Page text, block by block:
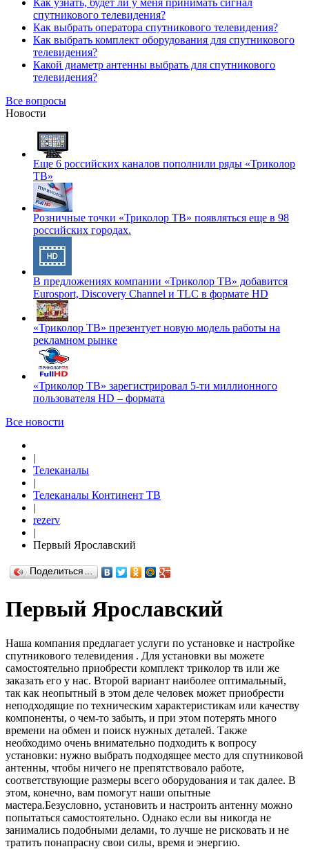
Как узнать, будет ли у меня принимать сигнал
спутникового телевидения?
Как выбрать оператора спутникового телевидения?
Как выбрать комплект оборудования для спутникового
телевидения?
Какой диаметр антенны выбрать для спутникового
телевидения?
Все вопросы
Новости
Еще 6 российских каналов пополнили ряды «Триколор
ТВ»
Розничные точки «Триколор ТВ» появляться еще в 98
российских городах.
В предложениях компании «Триколор ТВ» добавится
Eurosport, Discovery Channel и TLC в формате HD
«Триколор ТВ» презентует новую модель работы на
рекламном рынке
«Триколор ТВ» зарегистрировал 5-ти миллионного
пользователя HD – формата
Все новости
|
Телеканалы
|
Телеканалы Континент ТВ
|
rezerv
|
Первый Ярославский
Поделиться…
Первый Ярославский
Наша компания предлагает услуги по установке и настройке
спутникового телевидения . Для установки вы можете
самостоятельно приобрести комплект триколор тв или же
заказать его у нас. Второй вариант наиболее оптимальный,
так как неопытный в этом деле человек может приобрести
неподходящие по техническим характеристикам или качеству
компоненты, о чем-то забыть, и при этом потерять много
времени на обмен и поиск нужных деталей. Также
необходимо очень внимательно подходить к вопросу
установки: нужно выбрать подходящее место для спутниковой
антенны, чтобы ничего не препятствовало работе,
соответствующие размеры всего оборудования и так далее. В
этом, конечно, вам помогут наши опытные
мастера.Безусловно, установить и настроить антенну можно
попытаться самостоятельно. Однако если вы никогда не
занимались подобными делами, то лучше не рисковать и не
тратить понапрасну свои силы, время и энергию.